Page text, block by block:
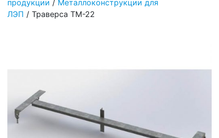
продукции / Металлоконструкции для
ЛЭП / Траверса ТМ-22